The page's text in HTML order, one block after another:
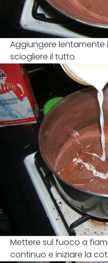
Aggiungere
sciogliere il tutto.
Mettere sul fuoco a
continuo e iniziare la